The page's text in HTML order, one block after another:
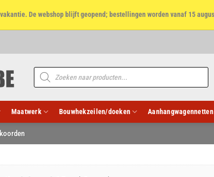
De webshop blijft geopend; bestellingen worden vanaf 15
Producten
zoeken
Maatwerk Bouwhekzeilen/doeken Aanhangwagennetten